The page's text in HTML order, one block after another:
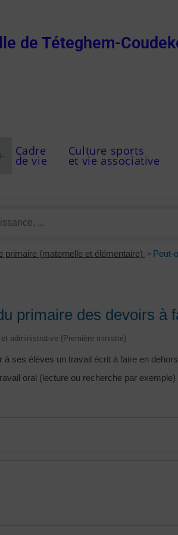
de Téteghem-
Cadre
de vie
Culture sports
et vie associative
primaire (maternelle et élémentaire) > Peut-
primaire des devoirs à
administrative (Première ministre)
à ses élèves un travail écrit à faire en
oral (lecture ou recherche par